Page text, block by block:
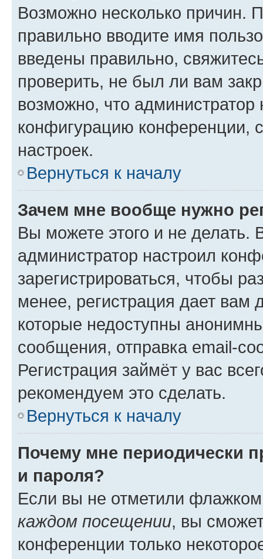
Возможно несколько причин.
правильно вводите имя
введены правильно,
проверить, не был ли вам
возможно, что администратор
конфигурацию конференции,
настроек.
Вернуться к началу
Зачем мне вообще нужно
Вы можете этого и не делать.
администратор настроил
зарегистрироваться, чтобы
менее, регистрация дает вам
которые недоступны
сообщения, отправка email-
Регистрация займёт у вас
рекомендуем это сделать.
Вернуться к началу
Почему мне периодически
и пароля?
Если вы не отметили
каждом посещении, вы
конференции только